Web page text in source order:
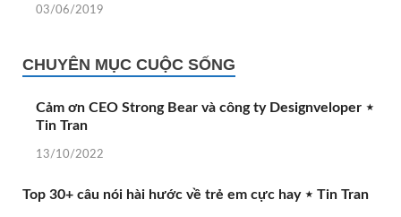
03/06/2019
CHUYÊN MỤC CUỘC SỐNG
Cảm ơn CEO Strong Bear và công ty Designveloper ⋆
Tin Tran
13/10/2022
Top 30+ câu nói hài hước về trẻ em cực hay ⋆ Tin Tran